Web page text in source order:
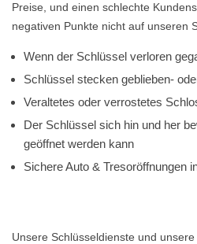
Preise, und einen schlechte
negativen Punkte nicht auf unseren
Wenn der Schlüssel verloren
Schlüssel stecken geblieben-
Veraltetes oder verrostetes
Der Schlüssel sich hin und her
geöffnet werden kann
Sichere Auto & Tresoröffnungen
Unsere Schlüsseldienste und